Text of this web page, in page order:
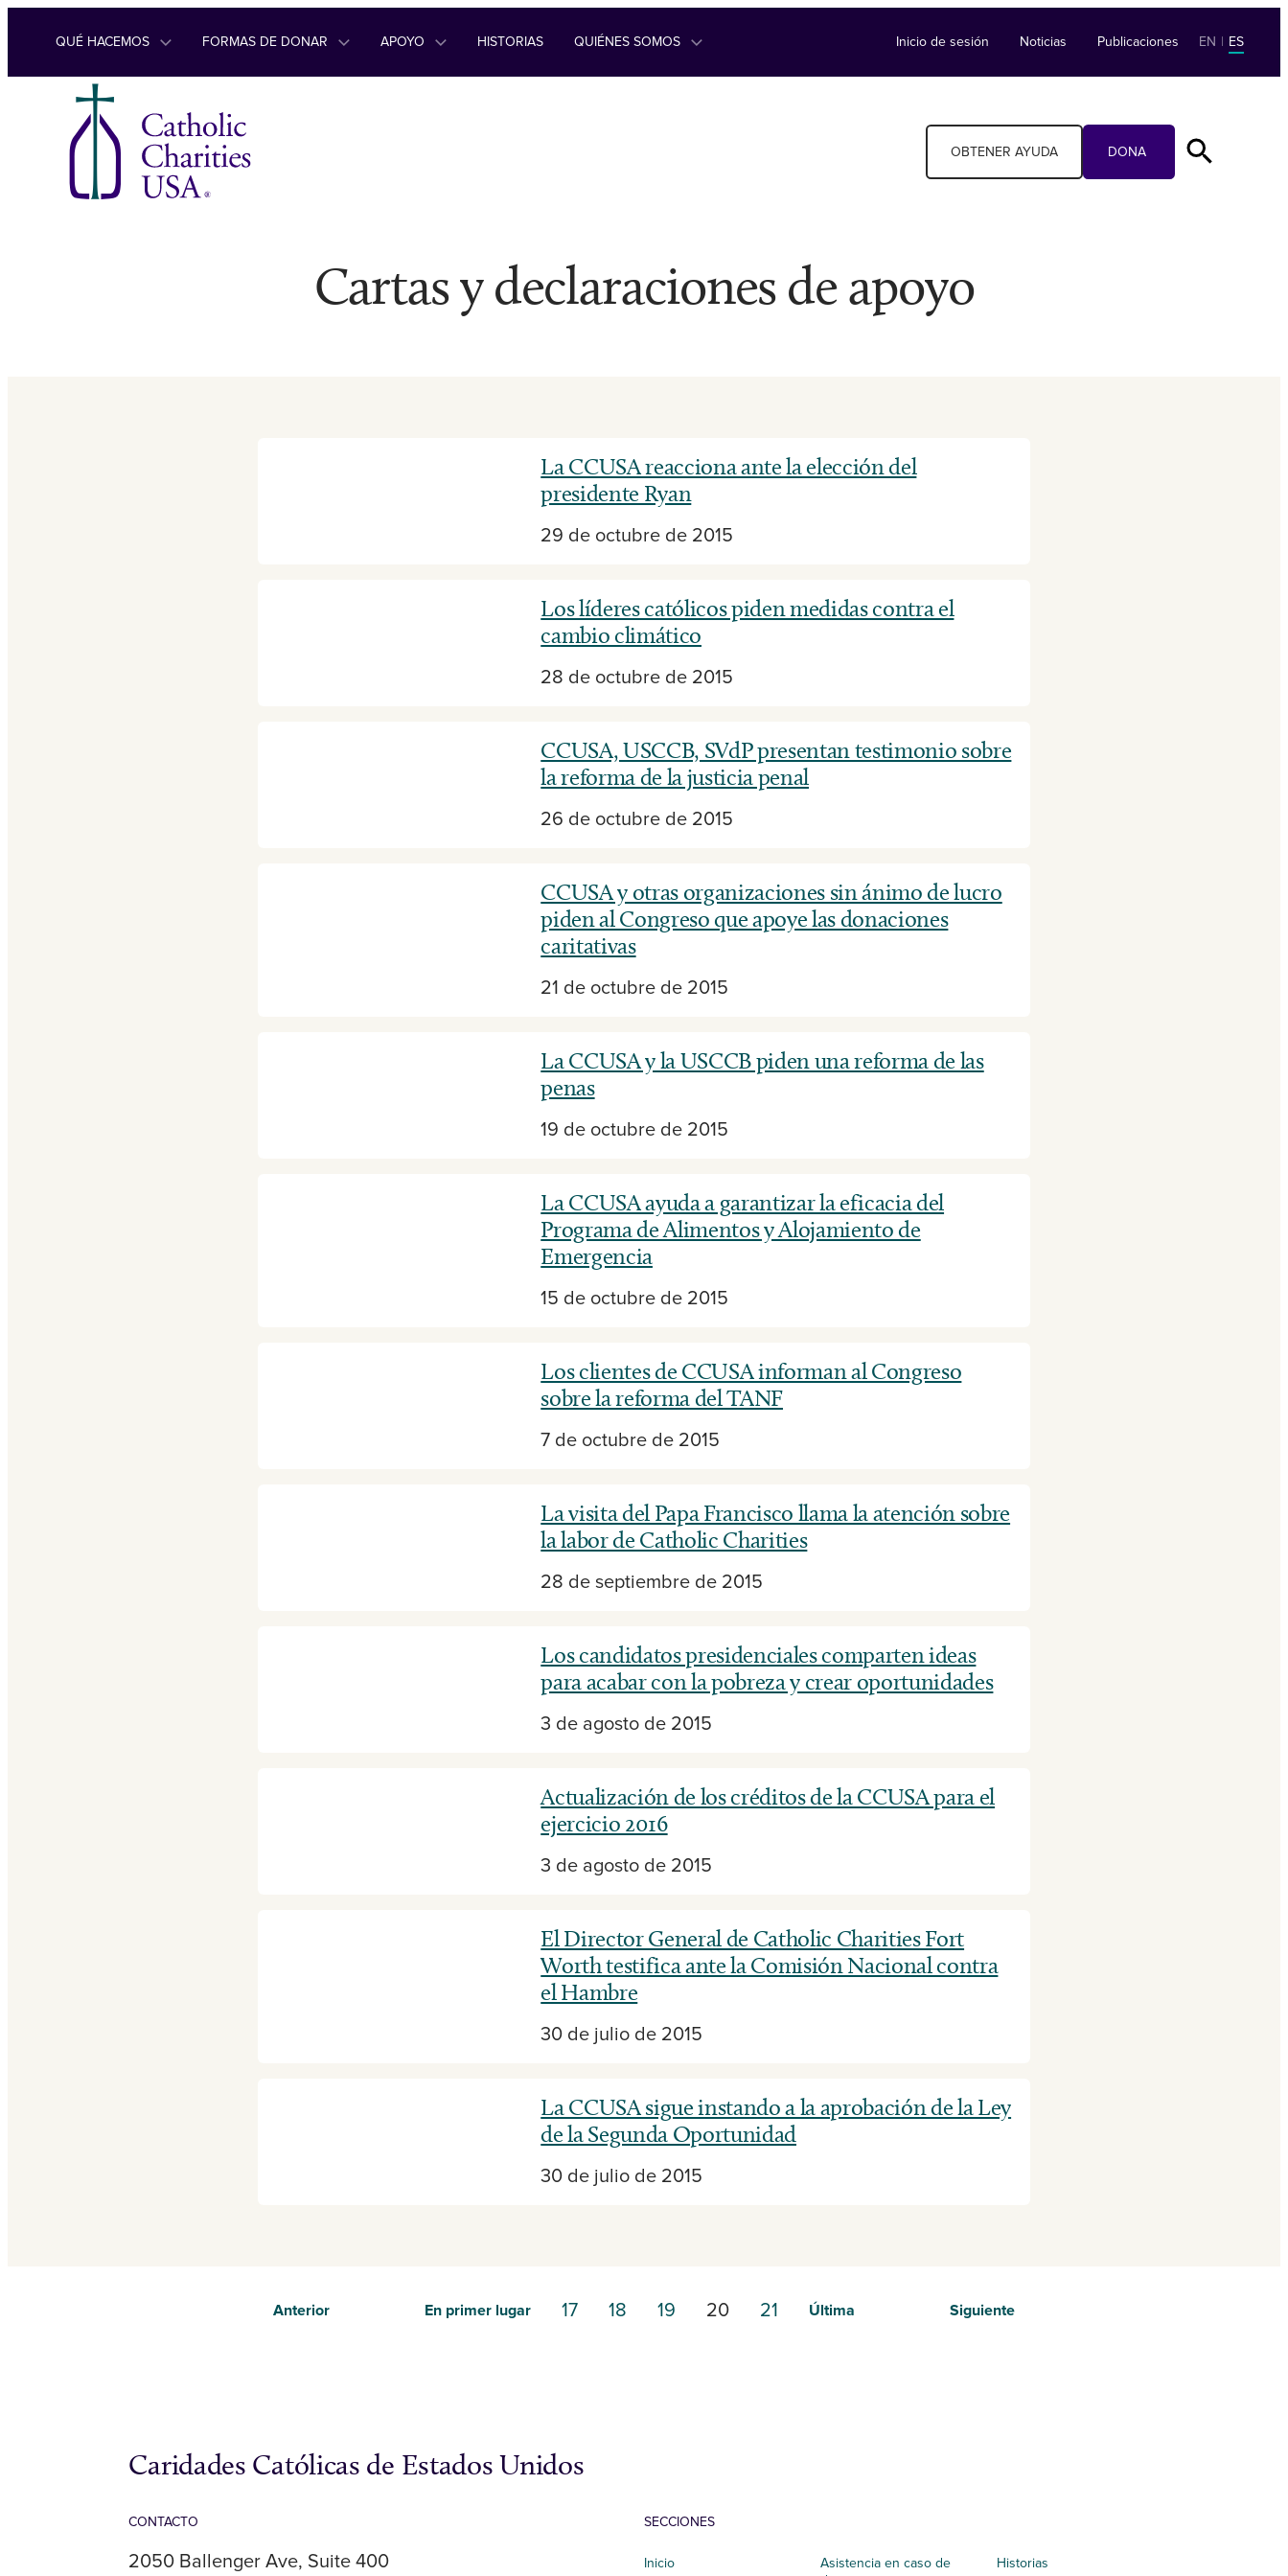
Ir al contenido
QUÉ HACEMOS FORMAS DE DONAR APOYO HISTORIAS QUIÉNES SOMOS Inicio de sesión Noticias Publicaciones EN | ES
OBTENER AYUDA DONA
Cartas y declaraciones de apoyo
La CCUSA reacciona ante la elección del
presidente Ryan
29 de octubre de 2015
Los líderes católicos piden medidas contra el
cambio climático
28 de octubre de 2015
CCUSA, USCCB, SVdP presentan testimonio sobre
la reforma de la justicia penal
26 de octubre de 2015
CCUSA y otras organizaciones sin ánimo de lucro
piden al Congreso que apoye las donaciones
caritativas
21 de octubre de 2015
La CCUSA y la USCCB piden una reforma de las
penas
19 de octubre de 2015
La CCUSA ayuda a garantizar la eficacia del
Programa de Alimentos y Alojamiento de
Emergencia
15 de octubre de 2015
Los clientes de CCUSA informan al Congreso
sobre la reforma del TANF
7 de octubre de 2015
La visita del Papa Francisco llama la atención sobre
la labor de Catholic Charities
28 de septiembre de 2015
Los candidatos presidenciales comparten ideas
para acabar con la pobreza y crear oportunidades
3 de agosto de 2015
Actualización de los créditos de la CCUSA para el
ejercicio 2016
3 de agosto de 2015
El Director General de Catholic Charities Fort
Worth testifica ante la Comisión Nacional contra
el Hambre
30 de julio de 2015
La CCUSA sigue instando a la aprobación de la Ley
de la Segunda Oportunidad
30 de julio de 2015
Anterior En primer lugar 17 18 19 20 21 Última Siguiente
Caridades Católicas de Estados Unidos
CONTACTO
2050 Ballenger Ave, Suite 400
SECCIONES
Inicio
Asistencia en caso de
Historias